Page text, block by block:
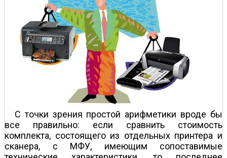
С точки зрения простой арифметики вроде бы
все правильно: если сравнить стоимость
комплекта, состоящего из отдельных принтера и
сканера, с МФУ, имеющим сопоставимые